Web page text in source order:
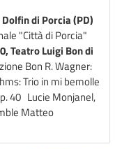
di Porcia (PD)
"Città di Porcia"
Teatro Luigi Bon di
Bon R. Wagner:
Trio in mi bemolle
40 Lucie Monjanel,
Matteo